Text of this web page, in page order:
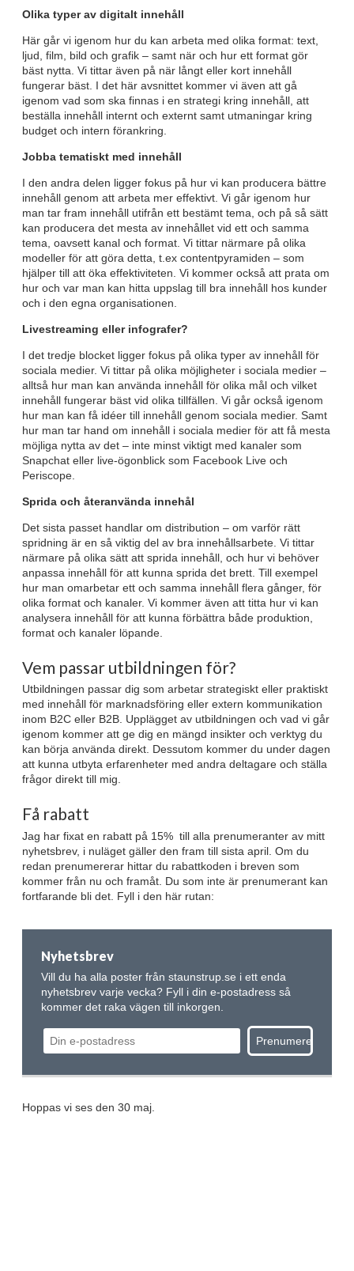
Olika typer av digitalt innehåll
Här går vi igenom hur du kan arbeta med olika format: text,
ljud, film, bild och grafik – samt när och hur ett format gör
bäst nytta. Vi tittar även på när långt eller kort innehåll
fungerar bäst. I det här avsnittet kommer vi även att gå
igenom vad som ska finnas i en strategi kring innehåll, att
beställa innehåll internt och externt samt utmaningar kring
budget och intern förankring.
Jobba tematiskt med innehåll
I den andra delen ligger fokus på hur vi kan producera bättre
innehåll genom att arbeta mer effektivt. Vi går igenom hur
man tar fram innehåll utifrån ett bestämt tema, och på så sätt
kan producera det mesta av innehållet vid ett och samma
tema, oavsett kanal och format. Vi tittar närmare på olika
modeller för att göra detta, t.ex contentpyramiden – som
hjälper till att öka effektiviteten. Vi kommer också att prata om
hur och var man kan hitta uppslag till bra innehåll hos kunder
och i den egna organisationen.
Livestreaming eller infografer?
I det tredje blocket ligger fokus på olika typer av innehåll för
sociala medier. Vi tittar på olika möjligheter i sociala medier –
alltså hur man kan använda innehåll för olika mål och vilket
innehåll fungerar bäst vid olika tillfällen. Vi går också igenom
hur man kan få idéer till innehåll genom sociala medier. Samt
hur man tar hand om innehåll i sociala medier för att få mesta
möjliga nytta av det – inte minst viktigt med kanaler som
Snapchat eller live-ögonblick som Facebook Live och
Periscope.
Sprida och återanvända innehål
Det sista passet handlar om distribution – om varför rätt
spridning är en så viktig del av bra innehållsarbete. Vi tittar
närmare på olika sätt att sprida innehåll, och hur vi behöver
anpassa innehåll för att kunna sprida det brett. Till exempel
hur man omarbetar ett och samma innehåll flera gånger, för
olika format och kanaler. Vi kommer även att titta hur vi kan
analysera innehåll för att kunna förbättra både produktion,
format och kanaler löpande.
Vem passar utbildningen för?
Utbildningen passar dig som arbetar strategiskt eller praktiskt
med innehåll för marknadsföring eller extern kommunikation
inom B2C eller B2B. Upplägget av utbildningen och vad vi går
igenom kommer att ge dig en mängd insikter och verktyg du
kan börja använda direkt. Dessutom kommer du under dagen
att kunna utbyta erfarenheter med andra deltagare och ställa
frågor direkt till mig.
Få rabatt
Jag har fixat en rabatt på 15% till alla prenumeranter av mitt
nyhetsbrev, i nuläget gäller den fram till sista april. Om du
redan prenumererar hittar du rabattkoden i breven som
kommer från nu och framåt. Du som inte är prenumerant kan
fortfarande bli det. Fyll i den här rutan:
Nyhetsbrev
Vill du ha alla poster från staunstrup.se i ett enda
nyhetsbrev varje vecka? Fyll i din e-postadress så
kommer det raka vägen till inkorgen.
Hoppas vi ses den 30 maj.